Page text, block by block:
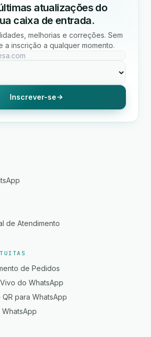
atualizações do
caixa de entrada.
melhorias e correções. Sem
a inscrição a qualquer momento.
Inscrever-se
de Atendimento
de Pedidos
do WhatsApp
para WhatsApp